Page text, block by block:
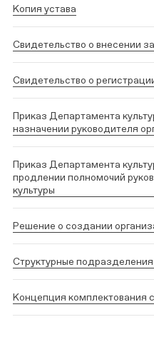
Копия устава
Свидетельство о внесении
Свидетельство о
Приказ Департамента
назначении руководителя
Приказ Департамента
продлении полномочий
культуры
Решение о создании
Структурные
Концепция